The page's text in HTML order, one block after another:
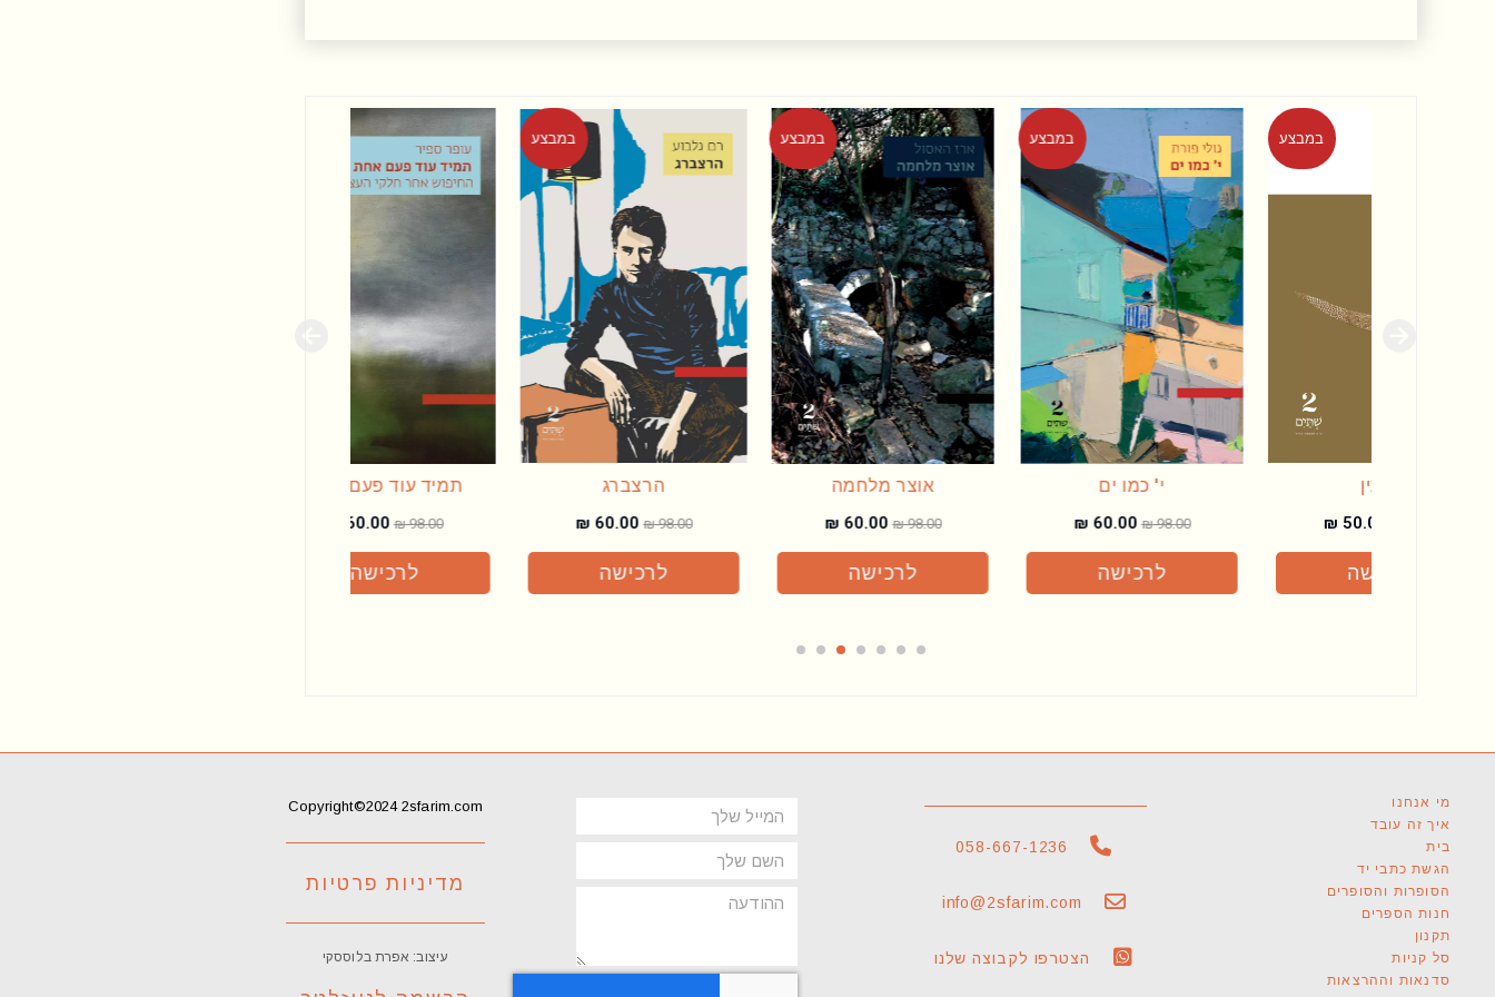
במבצע
י' כמו ים
₪
60.00
לרכישה
במבצע
אוצר מלחמה
₪98.00
60.00
לרכישה
במבצע
הרצברג
₪98.00
60.00
לרכישה
במבצע
תמיד עוד פעם אחת
₪98.00
60.00
לרכישה
הקצה
₪98.00
60.00
לרכישה
מי אנחנו
איך זה עובד
בית
הגשת כתבי יד
הסופרות והסופרים
חנות הספרים
תקנון
סל קניות
סדנאות וההרצאות
058-667-1236
info@2sfarim.com
הצטרפו לקבוצה שלנו
Email
name
message
Copyright©2024 2sfarim.com
מדיניות פרטיות
עיצוב: אפרת בלוססקי